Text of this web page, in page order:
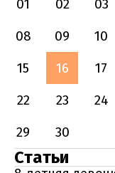
01
02 03
08
09 10
15
16 17
22
23 24
29
30
Статьи